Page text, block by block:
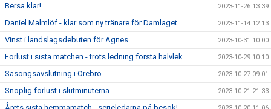
Bersa klar! 2023-11-26 13:39
Daniel Malmlöf - klar som ny tränare för Damlaget 2023-11-14 12:13
Vinst i landslagsdebuten för Agnes 2023-10-31 10:00
Förlust i sista matchen - trots ledning första halvlek 2023-10-29 10:10
Säsongsavslutning i Örebro 2023-10-27 09:01
Snöplig förlust i slutminuterna... 2023-10-21 21:33